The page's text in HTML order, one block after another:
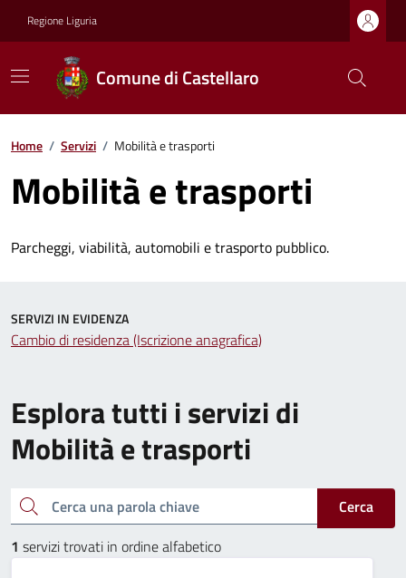
Regione Liguria
Comune di Castellaro
Home / Servizi / Mobilità e trasporti
Mobilità e trasporti
Parcheggi, viabilità, automobili e trasporto pubblico.
Esplora tutti i servizi di
Mobilità e trasporti
Cerca una parola chiave
Cerca
1 servizi trovati in ordine alfabetico
SERVIZI IN EVIDENZA
Cambio di residenza (Iscrizione anagrafica)